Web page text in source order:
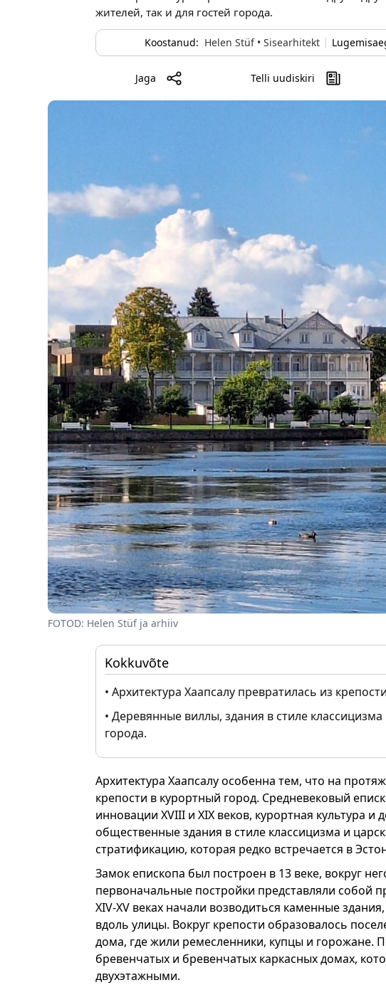
жителей, так и для гостей города.
Koostanud: Helen Stüf • Sisearhitekt
Jaga Telli uudiskiri
FOTOD: Helen Stüf ja arhiiv
Kokkuvõte
• Архитектура Хаапсалу превратилась из
• Деревянные виллы, здания в стиле
города.
Архитектура Хаапсалу особенна тем, что на
крепости в курортный город. Средневековый
инновации XVIII и XIX веков, курортная культура и
общественные здания в стиле классицизма и
стратификацию, которая редко встречается в
Замок епископа был построен в 13 веке, вокруг
первоначальные постройки представляли собой
XIV-XV веках начали возводиться каменные
вдоль улицы. Вокруг крепости образовалось
дома, где жили ремесленники, купцы и горожане.
бревенчатых и бревенчатых каркасных домах,
двухэтажными.